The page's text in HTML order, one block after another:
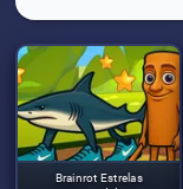
Brainrot Estrelas